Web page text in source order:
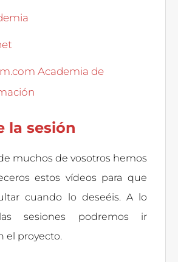
Academia de
la sesión
muchos de vosotros hemos
estos vídeos para que
cuando lo deseéis. A lo
sesiones podremos ir
el proyecto.